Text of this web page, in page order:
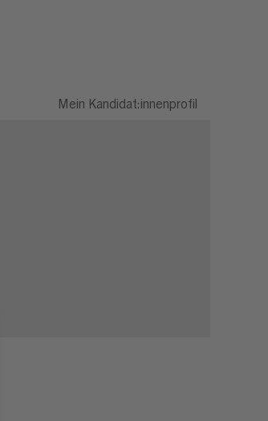
Mein Kandidat:innenprofil